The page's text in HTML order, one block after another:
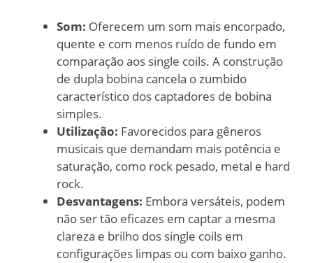
Som: Oferecem um som mais encorpado,
quente e com menos ruído de fundo em
comparação aos single coils. A construção
de dupla bobina cancela o zumbido
característico dos captadores de bobina
simples.
Utilização: Favorecidos para gêneros
musicais que demandam mais potência e
saturação, como rock pesado, metal e hard
rock.
Desvantagens: Embora versáteis, podem
não ser tão eficazes em captar a mesma
clareza e brilho dos single coils em
configurações limpas ou com baixo ganho.